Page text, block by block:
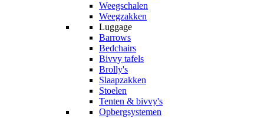
Weegschalen
Weegzakken
Luggage
Barrows
Bedchairs
Bivvy tafels
Brolly's
Slaapzakken
Stoelen
Tenten & bivvy's
Opbergsystemen